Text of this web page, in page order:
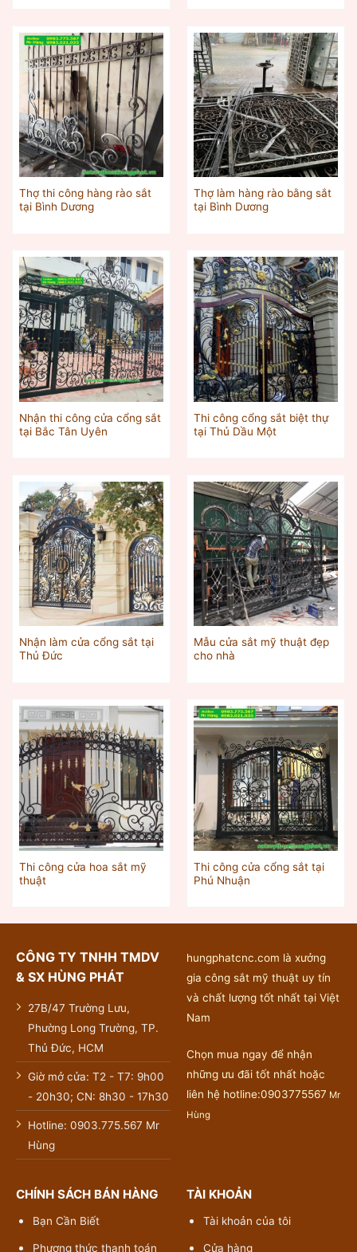
Thợ thi công hàng rào sắt
tại Bình Dương
Thợ làm hàng rào bằng sắt
tại Bình Dương
Nhận thi công cửa cổng sắt
tại Bắc Tân Uyên
Thi công cổng sắt biệt thự
tại Thủ Dầu Một
Nhận làm cửa cổng sắt tại
Thủ Đức
Mẫu cửa sắt mỹ thuật đẹp
cho nhà
Thi công cửa hoa sắt mỹ
thuật
Thi công cửa cổng sắt tại
Phú Nhuận
CÔNG TY TNHH TMDV
& SX HÙNG PHÁT
27B/47 Trường Lưu,
Phường Long Trường, TP.
Thủ Đức, HCM
Giờ mở cửa: T2 - T7: 9h00
- 20h30; CN: 8h30 - 17h30
Hotline: 0903.775.567 Mr
Hùng
hungphatcnc.com là xưởng
gia công sắt mỹ thuật uy tín
và chất lượng tốt nhất tại Việt
Nam
Chọn mua ngay để nhận
những ưu đãi tốt nhất hoặc
liên hệ hotline:0903775567 Mr
Hùng
CHÍNH SÁCH BÁN HÀNG
Bạn Cần Biết
Phương thức thanh toán
TÀI KHOẢN
Tài khoản của tôi
Cửa hàng